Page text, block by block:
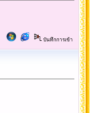
บันทึกการเข้า